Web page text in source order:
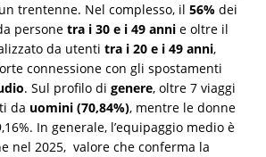
trentenne. Nel complesso, il 56% dei
persone tra i 30 e i 49 anni e oltre il
da utenti tra i 20 e i 49 anni,
connessione con gli spostamenti
. Sul profilo di genere, oltre 7 viaggi
da uomini (70,84%), mentre le donne
In generale, l’equipaggio medio è
nel 2025, valore che conferma la